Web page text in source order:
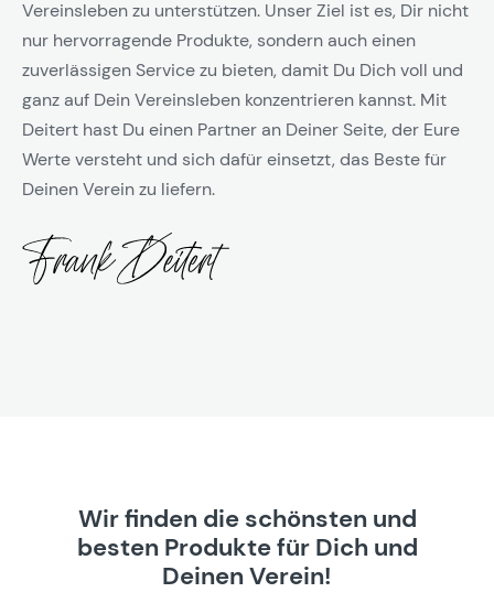
Vereinsleben zu unterstützen. Unser Ziel ist es, Dir nicht
nur hervorragende Produkte, sondern auch einen
zuverlässigen Service zu bieten, damit Du Dich voll und
ganz auf Dein Vereinsleben konzentrieren kannst. Mit
Deitert hast Du einen Partner an Deiner Seite, der Eure
Werte versteht und sich dafür einsetzt, das Beste für
Deinen Verein zu liefern.
Wir finden die schönsten und
besten Produkte für Dich und
Deinen Verein!